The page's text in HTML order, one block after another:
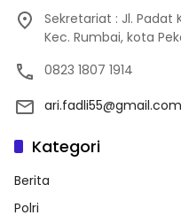
Sekretariat : Jl. Padat
Kec. Rumbai, kota
0823 1807 1914
ari.fadli55@gmail.com
Kategori
Berita
Polri